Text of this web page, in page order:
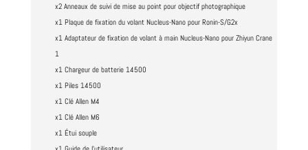
x2 Anneaux de suivi de mise au point pour objectif photographique
x1 Plaque de fixation du volant Nucleus-Nano pour Ronin-S/G2x
x1 Adaptateur de fixation de volant à main Nucleus-Nano pour Zhiyun Crane
1
x1 Chargeur de batterie 14500
x1 Piles 14500
x1 Clé Allen M4
x1 Clé Allen M6
x1 Étui souple